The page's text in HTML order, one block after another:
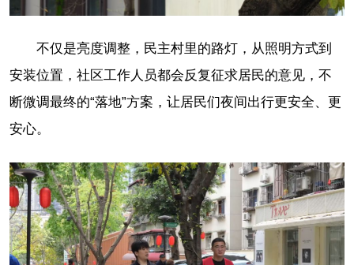
不仅是亮度调整，民主村里的路灯，从照明方式到
安装位置，社区工作人员都会反复征求居民的意见，不
断微调最终的“落地”方案，让居民们夜间出行更安全、更
安心。